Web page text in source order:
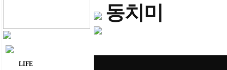
주요 메뉴
LIFE
동치미